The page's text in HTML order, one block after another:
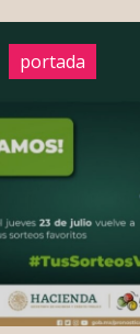
portada